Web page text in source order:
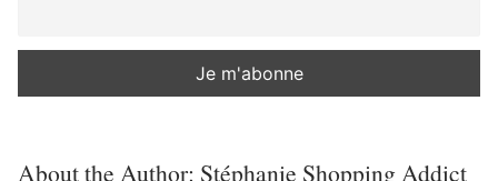
About the Author: Stéphanie Shopping Addict